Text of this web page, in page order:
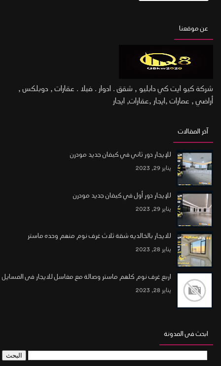
عن موقعنا
شركة كيو ايت كي دابليو , شقق . ادوار . فيلا . عقارات , دوبلكس ,
أراضي , عمارات ,ايجار ,عقارات, ايجار
آخر المقالات
للإيجار دور ثاني في كيفان جديد مودرن
يناير 29, 2023
للإيجار دور أول في كيفان جديد مودرن
يناير 29, 2023
للايجار بالخالديه شقة ثلاث غرف نوم منهم وحده ماستر
يناير 28, 2023
اربع غرف نوم كلهم ماستر وصالة مع مغاسل للايجار فى المسايل
يناير 28, 2023
ابحث فى المدونة